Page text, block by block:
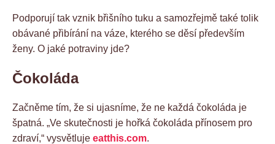
Podporují tak vznik břišního tuku a samozřejmě také tolik
obávané přibírání na váze, kterého se děsí především
ženy. O jaké potraviny jde?
Čokoláda
Začněme tím, že si ujasníme, že ne každá čokoláda je
špatná. „Ve skutečnosti je hořká čokoláda přínosem pro
zdraví,“ vysvětluje eatthis.com.